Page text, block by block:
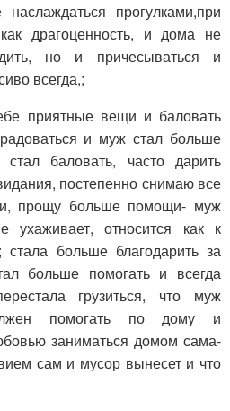
прогулками,при
драгоценность, и дома не
но и причесываться и
всегда,;
приятные вещи и баловать
и муж стал больше
баловать, часто дарить
постепенно снимаю все
прощу больше помощи- муж
относится как к
стала больше благодарить за
больше помогать и всегда
грузиться, что муж
помогать по дому и
заниматься домом сама-
сам и мусор вынесет и что